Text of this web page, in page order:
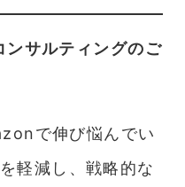
サルティングのご
で伸び悩んでい
軽減し、戦略的な